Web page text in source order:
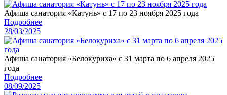
Афиша санатория «Катунь» с 17 по 23 ноября 2025 года
Подробнее
28/03/2025
Афиша санатория «Белокуриха» с 31 марта по 6 апреля 2025
года
Подробнее
08/09/2025